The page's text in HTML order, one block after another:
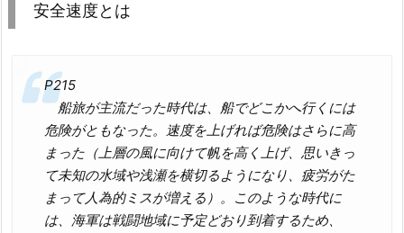
安全速度とは
P215
船旅が主流だった時代は、船でどこかへ行くには
危険がともなった。速度を上げれば危険はさらに高
まった（上層の風に向けて帆を高く上げ、思いきっ
て未知の水域や浅瀬を横切るようになり、疲労がた
まって人為的ミスが増える）。このような時代に
は、海軍は戦闘地域に予定どおり到着するため、